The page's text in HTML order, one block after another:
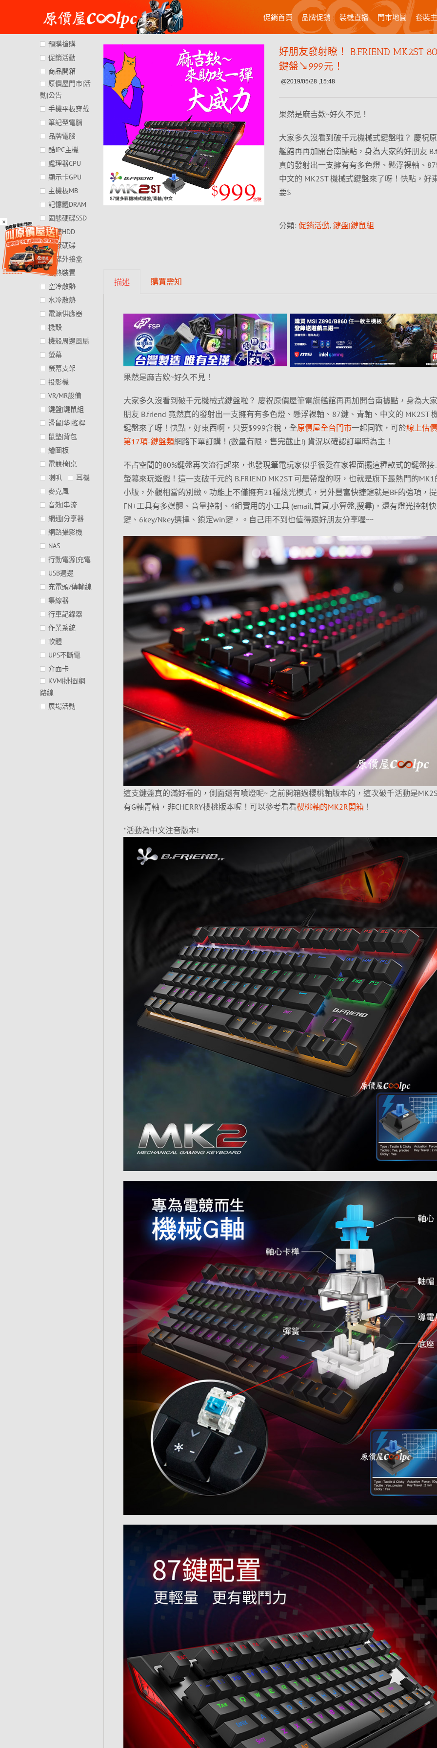
×
content
促銷首頁 品牌促銷 裝機直播 門市地圖 套裝
好朋友發射瞭！ B.FRIEND MK2ST
鍵盤↘999元！
@2019/05/28 ,15:48
果然是麻吉欸~好久不見！
大家多久沒看到破千元機械式鍵盤啦？ 慶祝
艦館再再加開台南據點，身為大家的好朋友
真的發射出一支擁有有多色燈、懸浮裸軸、
中文的 MK2ST 機械式鍵盤來了呀！快點，好
要$
分類: 促銷活動, 鍵盤|鍵鼠組
描述 購買需知
果然是麻吉欸~好久不見！
大家多久沒看到破千元機械式鍵盤啦？ 慶祝原價屋筆電旗艦館再再加開台南據點，身為大
朋友 B.friend 竟然真的發射出一支擁有有多色燈、懸浮裸軸、87鍵、青軸、中文的 MK2ST
鍵盤來了呀！快點，好東西啊，只要$999含稅，全原價屋全台門市一起同歡，可於線上估
第17項-鍵盤類網路下單訂購！(數量有限，售完截止!) 貨況以確認訂單時為主！
不占空間的80%鍵盤再次流行起來，也發現筆電玩家似乎很愛在家裡面擺這種款式的鍵盤接
螢幕來玩遊戲！這一支破千元的 B.FRIEND MK2ST 可是帶燈的呀，也就是旗下最熱門的MK1
小版，外觀相當的別緻。功能上不僅擁有21種炫光模式，另外豐富快捷鍵就是BF的強項，
FN+工具有多媒體、音量控制、4組實用的小工具 (email,首頁,小算盤,搜尋)，還有燈光控制
鍵、6key/Nkey選擇、鎖定win鍵，。自己用不到也值得跟好朋友分享喔~~
這支鍵盤真的滿好看的，側面還有噴燈呢~ 之前開箱過櫻桃軸版本的，這次破千活動是
有G軸青軸，非CHERRY櫻桃版本喔！可以參考看看櫻桃軸的MK2R開箱！
*活動為中文注音版本!
預購搶購
促銷活動
商品開箱
原價屋門市|活
動|公告
手機平板穿戴
筆記型電腦
品牌電腦
酷!PC主機
處理器CPU
顯示卡GPU
主機板MB
記憶體DRAM
固態硬碟SSD
硬碟HDD
外接硬碟
硬碟外接盒
散熱裝置
空冷散熱
水冷散熱
電源供應器
機殼
機殼周邊風扇
螢幕
螢幕支架
投影機
VR/MR設備
鍵盤|鍵鼠組
滑鼠|墊|搖桿
鼠墊|背包
繪圖板
電競椅|桌
喇叭
耳機
麥克風
音效|串流
網通|分享器
網路攝影機
NAS
行動電源|充電
USB週邊
充電頭/傳輸線
集線器
行車記錄器
作業系統
軟體
UPS不斷電
介面卡
KVM|排插|網
路線
展場活動